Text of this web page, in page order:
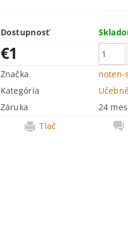
Dostupnosť
€1
Značka
Kategória
Záruka
24
Tlač